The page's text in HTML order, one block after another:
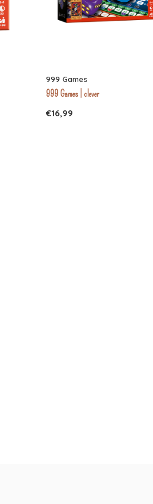
999 Games
999 Games | clever
€16,99